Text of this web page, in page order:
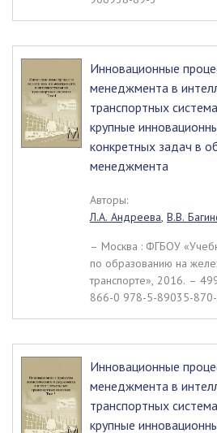
Инновационные
менеджмента в
транспортных
крупные
конкретных задач в
менеджмента
Авторы:
Л.А. Андреева, В.В.
– Москва : ФГБОУ
по образованию на
транспорте», 2016. –
866-0 978-5-89035-
Инновационные
менеджмента в
транспортных
крупные